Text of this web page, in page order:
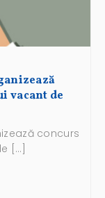
vacant de
concurs
[…]